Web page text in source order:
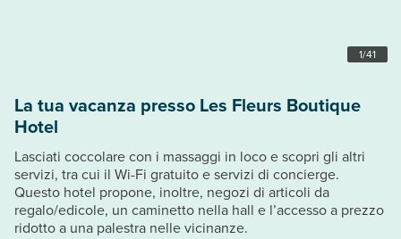
1/41
La tua vacanza presso Les Fleurs Boutique
Hotel
Lasciati coccolare con i massaggi in loco e scopri gli altri
servizi, tra cui il Wi-Fi gratuito e servizi di concierge.
Questo hotel propone, inoltre, negozi di articoli da
regalo/edicole, un caminetto nella hall e l’accesso a prezzo
ridotto a una palestra nelle vicinanze.